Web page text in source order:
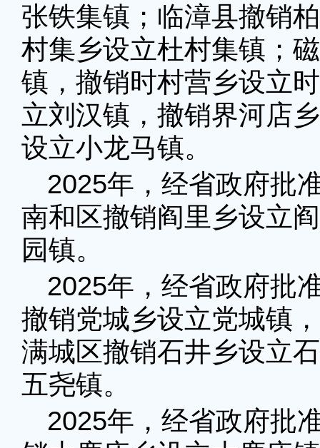
张铁集镇；临漳县撤销
村集乡设立杜村集镇；
镇，撤销时村营乡设立
立刘汉镇，撤销界河店
设立小龙马镇。
2025年，经省政府批
南和区撤销阎里乡设立
园镇。
2025年，经省政府批
撤销党城乡设立党城镇
满城区撤销石井乡设立
五尧镇。
2025年，经省政府批